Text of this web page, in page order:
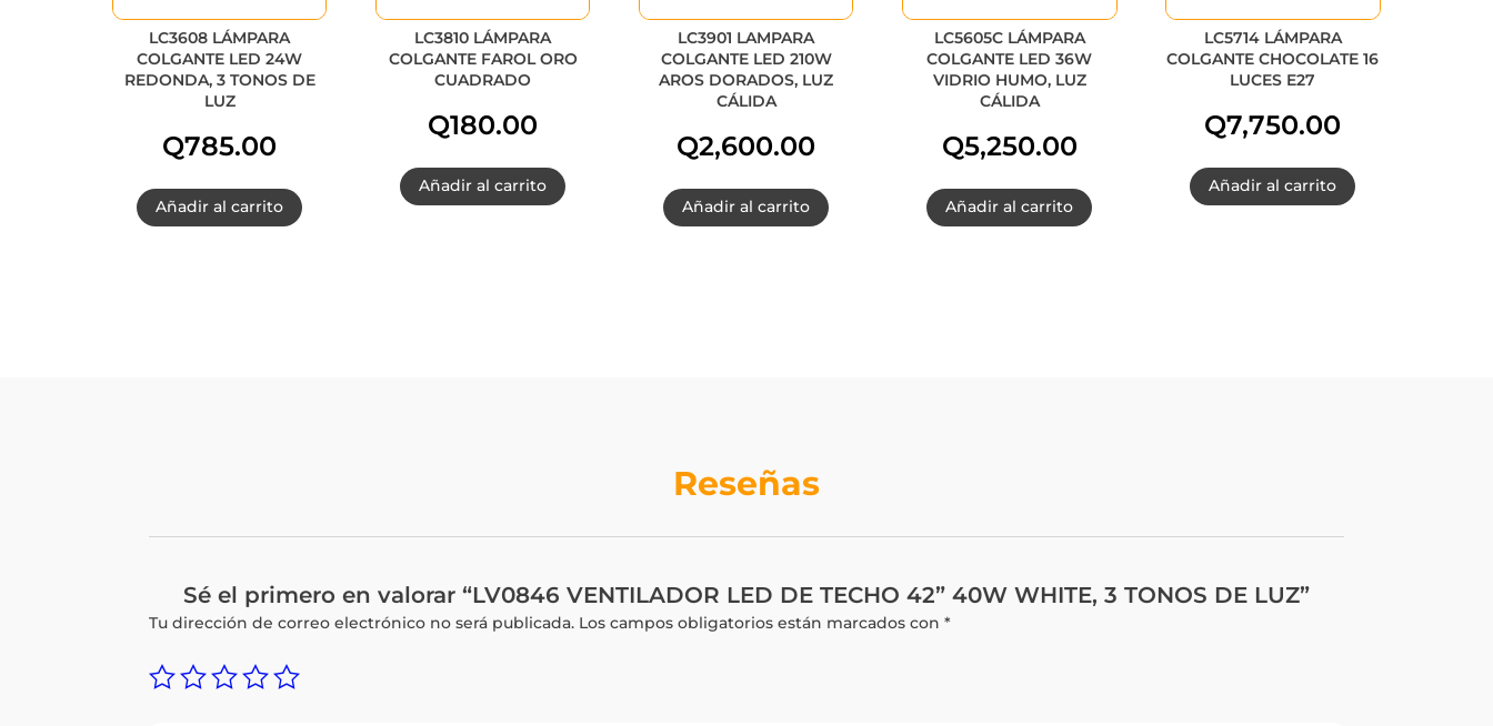
LC3608 LÁMPARA
COLGANTE LED 24W
REDONDA, 3 TONOS DE
LUZ
Q785.00
Añadir al carrito
LC3810 LÁMPARA
COLGANTE FAROL ORO
CUADRADO
Q180.00
Añadir al carrito
LC3901 LAMPARA
COLGANTE LED 210W
AROS DORADOS, LUZ
CÁLIDA
Q2,600.00
Añadir al carrito
LC5605C LÁMPARA
COLGANTE LED 36W
VIDRIO HUMO, LUZ
CÁLIDA
Q5,250.00
Añadir al carrito
LC5714 LÁMPARA
COLGANTE CHOCOLATE 16
LUCES E27
Q7,750.00
Añadir al carrito
Reseñas
Sé el primero en valorar “LV0846 VENTILADOR LED DE TECHO 42” 40W WHITE, 3 TONOS DE LUZ”
Tu dirección de correo electrónico no será publicada. Los campos obligatorios están marcados con*